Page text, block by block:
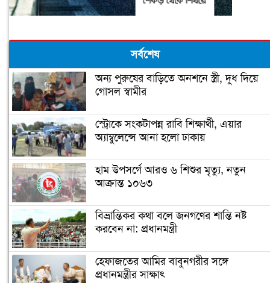
সর্বশেষ
অন্য পুরুষের বাড়িতে অনশনে স্ত্রী, দুধ দিয়ে
গোসল স্বামীর
স্ট্রোকে সংকটাপন্ন রাবি শিক্ষার্থী, এয়ার
অ্যাম্বুলেন্সে আনা হলো ঢাকায়
হাম উপসর্গে আরও ৬ শিশুর মৃত্যু, নতুন
আক্রান্ত ১০৬৩
বিভ্রান্তিকর কথা বলে জনগণের শান্তি নষ্ট
করবেন না: প্রধানমন্ত্রী
হেফাজতের আমির বাবুনগরীর সঙ্গে
প্রধানমন্ত্রীর সাক্ষাৎ